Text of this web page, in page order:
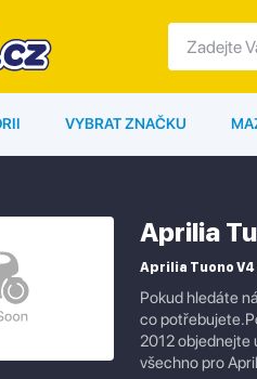
VYBRAT ZNAČKU
Aprilia
Aprilia Tuono V4
Pokud hledáte
co
2012 objednejte
všechno pro